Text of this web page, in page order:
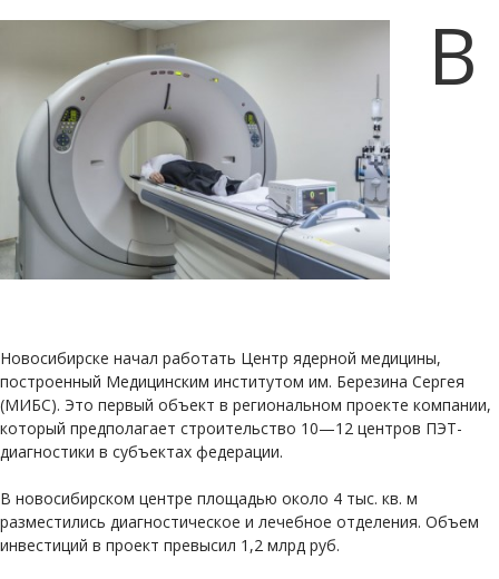
В
Новосибирске начал работать Центр ядерной медицины,
построенный Медицинским институтом им. Березина Сергея
(МИБС). Это первый объект в региональном проекте компании,
который предполагает строительство 10—12 центров ПЭТ-
диагностики в субъектах федерации.
В новосибирском центре площадью около 4 тыс. кв. м
разместились диагностическое и лечебное отделения. Объем
инвестиций в проект превысил 1,2 млрд руб.